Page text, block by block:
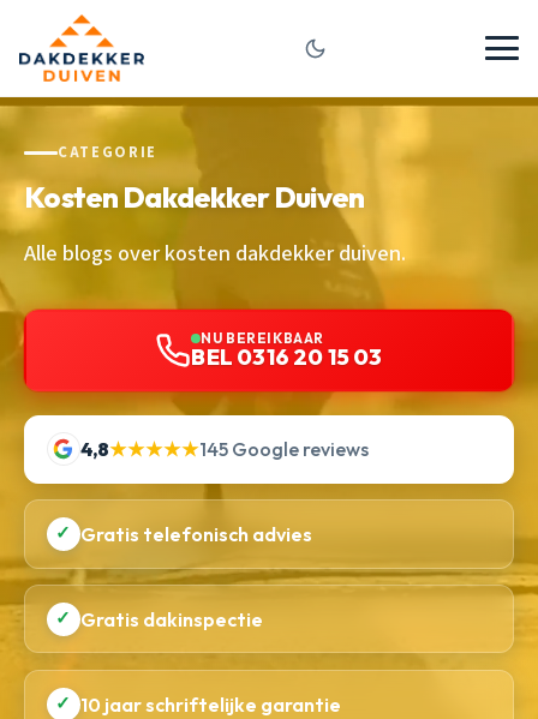
CATEGORIE
Kosten Dakdekker Duiven
Alle blogs over kosten dakdekker duiven.
NU BEREIKBAAR
BEL 0316 20 15 03
4,8★★★★★145 Google reviews
✓ Gratis telefonisch advies
✓ Gratis dakinspectie
✓ 10 jaar schriftelijke garantie